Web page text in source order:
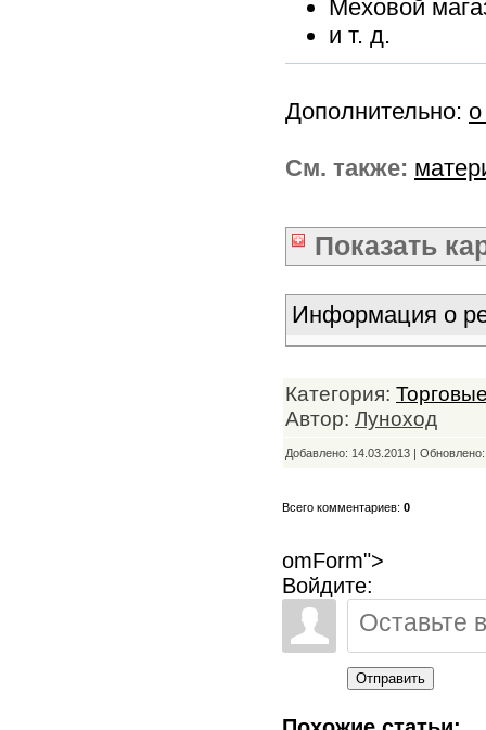
Меховой
и т. д.
Дополнительно:
См. также:
Показать
Информация о
Категория:
Автор: Луноход
Добавлено: 14.03.2013 |
Всего комментариев: 0
omForm">
Войдите:
Отправить